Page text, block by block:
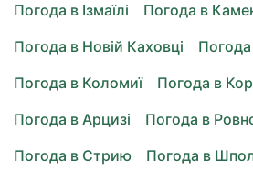
Погода в Ізмаїлі
Погода в
Погода в Новій Каховці
Погода
Погода в Коломиї
Погода в
Погода в Арцизі
Погода в
Погода в Стрию
Погода в